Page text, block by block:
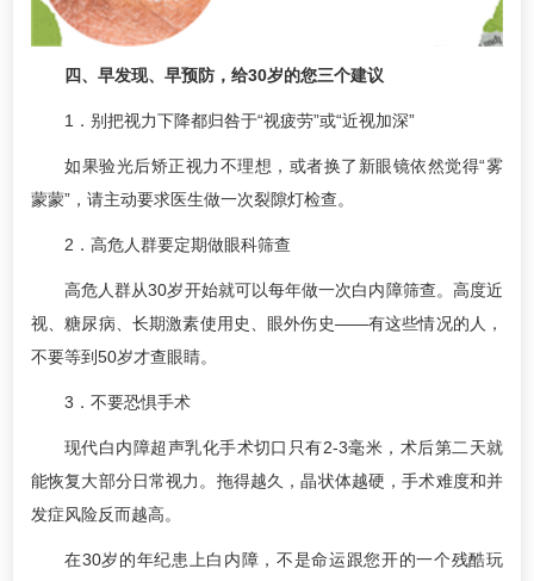
四、早发现、早预防，给30岁的您三个建议
1．别把视力下降都归咎于“视疲劳”或“近视加深”
如果验光后矫正视力不理想，或者换了新眼镜依然觉得“雾
蒙蒙”，请主动要求医生做一次裂隙灯检查。
2．高危人群要定期做眼科筛查
高危人群从30岁开始就可以每年做一次白内障筛查。高度近
视、糖尿病、长期激素使用史、眼外伤史——有这些情况的人，
不要等到50岁才查眼睛。
3．不要恐惧手术
现代白内障超声乳化手术切口只有2-3毫米，术后第二天就
能恢复大部分日常视力。拖得越久，晶状体越硬，手术难度和并
发症风险反而越高。
在30岁的年纪患上白内障，不是命运跟您开的一个残酷玩